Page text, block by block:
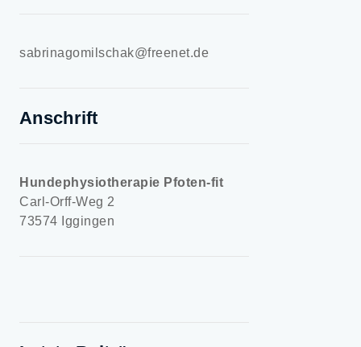
sabrinagomilschak@freenet.de
Anschrift
Hundephysiotherapie Pfoten-fit
Carl-Orff-Weg 2
73574 Iggingen